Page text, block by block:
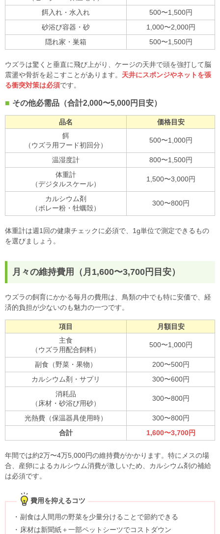
餌入れ・水入れ
500〜1,500円
砂浴び容器・砂
1,000〜2,000円
隠れ家・巣箱
500〜1,500円
ウズラは驚くと垂直に飛び上がり、ケージの天井で頭を強打して脳
震盪や骨折を起こすことがあります。 天井にスポンジやネットを張
る衝突対策は必須です。
その他必需品（合計2,000〜5,000円目安）
品名
価格目安
餌
（ウズラ用フード初回分）
500〜1,000円
温湿度計
800〜1,500円
体重計
（デジタルスケール）
1,500〜3,000円
カルシウム剤
（ボレー粉・牡蠣殻）
300〜800円
体重計は週1回の健康チェックに必須で、1g単位で測定できるもの
を選びましょう。
月々の維持費用（月1,600〜3,700円目安）
ウズラの飼育にかかる毎月の費用は、鳥類の中でも特に安価で、経
済的負担が少ないのも魅力の一つです。
項目
月額目安
主食
（ウズラ用配合飼料）
500〜1,000円
副食（野菜・果物）
200〜500円
カルシウム剤・サプリ
300〜600円
消耗品
（床材・砂浴び用砂）
300〜800円
光熱費（保温器具使用時）
300〜800円
合計
1,600〜3,700円
年間では約2万〜4万5,000円の維持費がかかります。特にメスの場
合、産卵によるカルシウム消費が激しいため、カルシウム剤の補給
は必須です。
費用を抑えるコツ
副食は人間用の野菜を少量分けることで節約できる
床材は新聞紙＋一部ペットシーツでコストダウン